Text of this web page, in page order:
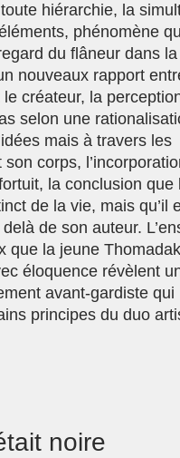
hiérarchie, la
phénomène
du flâneur dans
nouveaux rapport
créateur, la
selon une
mais à travers les
corps,
la conclusion que
de la vie, mais qu’il
de son auteur.
que la jeune
éloquence révèlent
avant-gardiste qui
principes du duo
noire